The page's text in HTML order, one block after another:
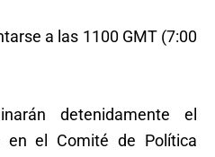
a las 1100 GMT (7:00
detenidamente el
en el Comité de Política